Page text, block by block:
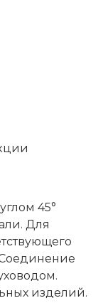
45°
Для
изделий.